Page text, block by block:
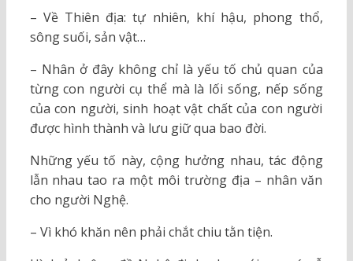
– Về Thiên địa: tự nhiên, khí hậu, phong thổ,
sông suối, sản vật…
– Nhân ở đây không chỉ là yếu tố chủ quan của
từng con người cụ thể mà là lối sống, nếp sống
của con người, sinh hoạt vật chất của con người
được hình thành và lưu giữ qua bao đời.
Những yếu tố này, cộng hưởng nhau, tác động
lẫn nhau tao ra một môi trường địa – nhân văn
cho người Nghệ.
– Vì khó khăn nên phải chắt chiu tằn tiện.